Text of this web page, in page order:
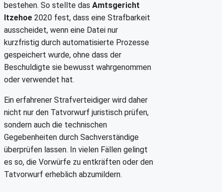
bestehen. So stellte das Amtsgericht
Itzehoe 2020 fest, dass eine Strafbarkeit
ausscheidet, wenn eine Datei nur
kurzfristig durch automatisierte Prozesse
gespeichert wurde, ohne dass der
Beschuldigte sie bewusst wahrgenommen
oder verwendet hat.
Ein erfahrener Strafverteidiger wird daher
nicht nur den Tatvorwurf juristisch prüfen,
sondern auch die technischen
Gegebenheiten durch Sachverständige
überprüfen lassen. In vielen Fällen gelingt
es so, die Vorwürfe zu entkräften oder den
Tatvorwurf erheblich abzumildern.